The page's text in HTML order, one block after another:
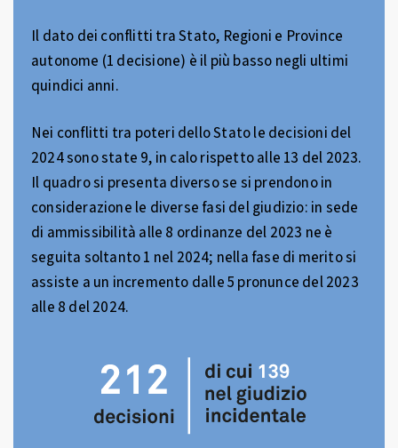
Il dato dei conflitti tra Stato, Regioni e Province
autonome (1 decisione) è il più basso negli ultimi
quindici anni.
Nei conflitti tra poteri dello Stato le decisioni del
2024 sono state 9, in calo rispetto alle 13 del 2023.
Il quadro si presenta diverso se si prendono in
considerazione le diverse fasi del giudizio: in sede
di ammissibilità alle 8 ordinanze del 2023 ne è
seguita soltanto 1 nel 2024; nella fase di merito si
assiste a un incremento dalle 5 pronunce del 2023
alle 8 del 2024.